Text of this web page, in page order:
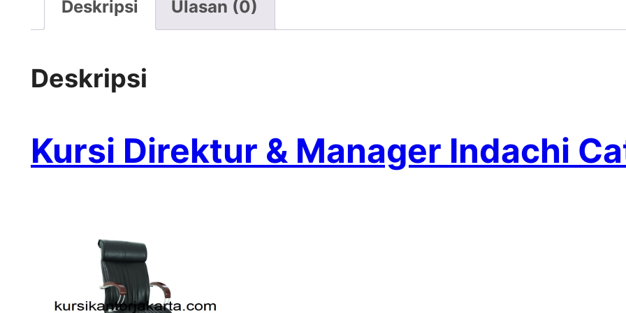
Deskripsi Ulasan (0)
Deskripsi
Kursi Direktur & Manager Indachi